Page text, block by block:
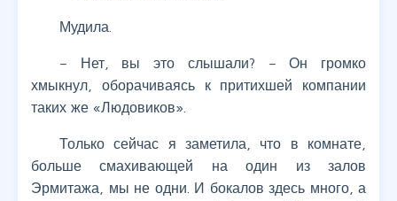
Мудила.
– Нет, вы это слышали? – Он громко
хмыкнул, оборачиваясь к притихшей компании
таких же «Людовиков».
Только сейчас я заметила, что в комнате,
больше смахивающей на один из залов
Эрмитажа, мы не одни. И бокалов здесь много, а